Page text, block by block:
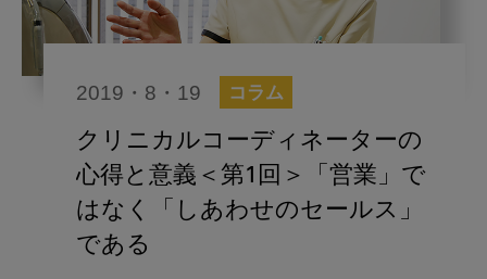
2019・8・19 コラム
クリニカルコーディネーターの
心得と意義＜第1回＞「営業」で
はなく「しあわせのセールス」
である